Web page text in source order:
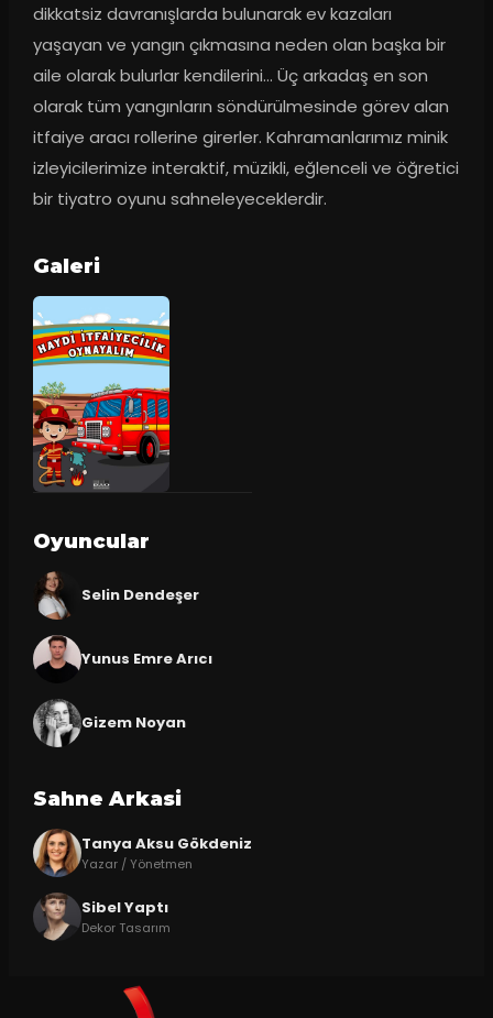
dikkatsiz davranışlarda bulunarak ev kazaları
yaşayan ve yangın çıkmasına neden olan başka bir
aile olarak bulurlar kendilerini… Üç arkadaş en son
olarak tüm yangınların söndürülmesinde görev alan
itfaiye aracı rollerine girerler. Kahramanlarımız minik
izleyicilerimize interaktif, müzikli, eğlenceli ve öğretici
bir tiyatro oyunu sahneleyeceklerdir.
Galeri
Oyuncular
Selin Dendeşer
Yunus Emre Arıcı
Gizem Noyan
Sahne Arkasi
Tanya Aksu Gökdeniz
Yazar / Yönetmen
Sibel Yaptı
Dekor Tasarım